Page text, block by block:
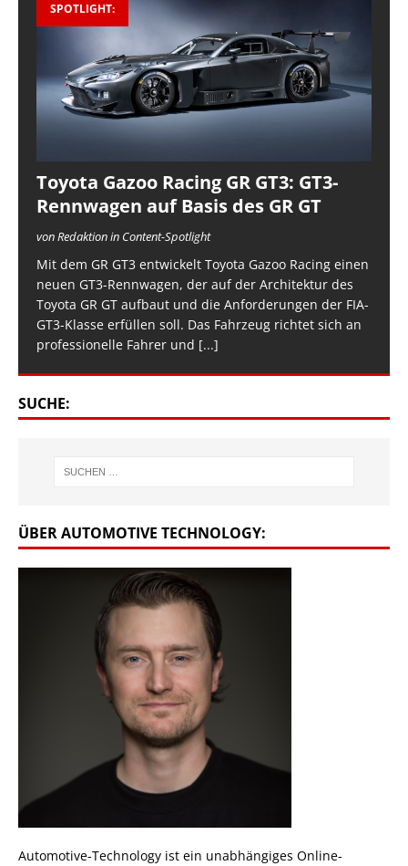
SPOTLIGHT:
Toyota Gazoo Racing GR GT3: GT3-
Rennwagen auf Basis des GR GT
von Redaktion in Content-Spotlight
Mit dem GR GT3 entwickelt Toyota Gazoo Racing einen
neuen GT3-Rennwagen, der auf der Architektur des
Toyota GR GT aufbaut und die Anforderungen der FIA-
GT3-Klasse erfüllen soll. Das Fahrzeug richtet sich an
professionelle Fahrer und [...]
SUCHE:
ÜBER AUTOMOTIVE TECHNOLOGY:
Automotive-Technology ist ein unabhängiges Online-